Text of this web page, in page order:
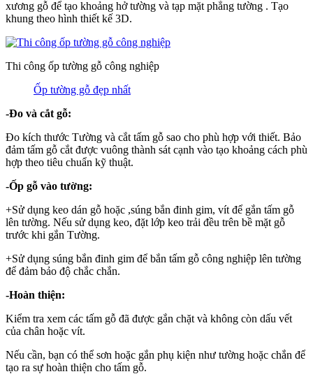
xương gỗ để tạo khoảng hở tường và tạp mặt phẳng tường . Tạo
khung theo hình thiết kế 3D.
Thi công ốp tường gỗ công nghiệp
Ốp tường gỗ đẹp nhất
-Đo và cắt gỗ:
Đo kích thước Tường và cắt tấm gỗ sao cho phù hợp với thiết. Bảo
đảm tấm gỗ cắt được vuông thành sát cạnh vào tạo khoảng cách phù
hợp theo tiêu chuẩn kỹ thuật.
-Ốp gỗ vào tường:
+Sử dụng keo dán gỗ hoặc ,súng bắn đinh gim, vít để gắn tấm gỗ
lên tường. Nếu sử dụng keo, đặt lớp keo trải đều trên bề mặt gỗ
trước khi gắn Tường.
+Sử dụng súng bắn đinh gim để bắn tấm gỗ công nghiệp lên tường
để đảm bảo độ chắc chắn.
-Hoàn thiện:
Kiểm tra xem các tấm gỗ đã được gắn chặt và không còn dấu vết
của chân hoặc vít.
Nếu cần, bạn có thể sơn hoặc gắn phụ kiện như tường hoặc chắn để
tạo ra sự hoàn thiện cho tấm gỗ.